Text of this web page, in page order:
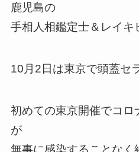
鹿児島の
手相人相鑑定士＆レイキ
10月2日は東京で頭蓋セ
初めての東京開催でコロ
が
無事に感染することなく